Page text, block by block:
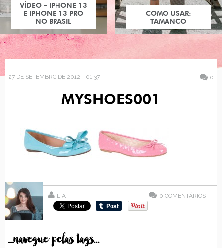
VÍDEO – IPHONE 13
E IPHONE 13 PRO
NO BRASIL
COMO USAR:
TAMANCO
27 DE SETEMBRO DE 2012 - 01:37 0
MYSHOES001
LIA 0 COMENTÁRIOS
...navegue pelas tags...